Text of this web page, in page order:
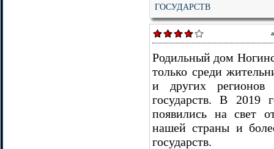
ГОСУДАРСТВ
Родильный дом
только среди
и других
государств. В 2019
появились на свет
нашей страны и
государств.